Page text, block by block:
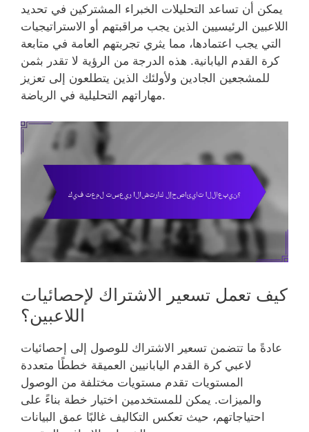
يمكن أن تساعد التحليلات الخبراء المشتركين في تحديد
اللاعبين الرئيسيين الذين يجب مراقبتهم أو الاستراتيجيات
التي يجب اعتمادها، مما يثري تجربتهم العامة في متابعة
كرة القدم اليابانية. هذه الدرجة من الرؤية لا تقدر بثمن
للمشجعين الجادين ولأولئك الذين يتطلعون إلى تعزيز
مهاراتهم التحليلية في الرياضة.
كيف تعمل تسعير الاشتراك لإحصائيات
اللاعبين؟
عادةً ما تتضمن تسعير الاشتراك للوصول إلى إحصائيات
لاعبي كرة القدم اليابانيين العميقة خططًا متعددة
المستويات تقدم مستويات مختلفة من الوصول
والميزات. يمكن للمستخدمين اختيار خطة بناءً على
احتياجاتهم، حيث تعكس التكاليف غالبًا عمق البيانات